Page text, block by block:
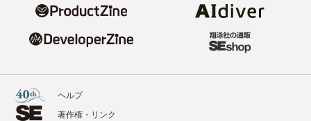
ヘルプ
著作権・リンク